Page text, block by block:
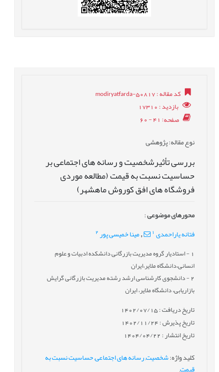
کد مقاله: modiryatfarda-50817
بازدید: 17310
صفحه: 41 - 60
نوع مقاله: پژوهشی
بررسی تأثیرشخصیت و رسانه های اجتماعی بر
حساسیت نسبت به قیمت (مطالعه موردی
فروشگاه های افق کوروش ماهشهر)
محورهای موضوعی:
فتانه یاراحمدی
,مینا خمیسی پور 2
- استادیار گروه مدیریت بازرگانی دانشکده ادبیات و علوم
انسانی،دانشگاه ملایر،ایران
2- دانشجوی کارشناسی ارشد رشته مدیریت بازرگانی گرایش
بازاریابی، دانشگاه ملایر، ایران
تاریخ دریافت : 1402/07/15
تاریخ پذیرش : 1402/11/24
تاریخ انتشار : 1404/04/22
کلید واژه:شخصیت,رسانه های اجتماعی,حساسیت نسبت به
قیمت,